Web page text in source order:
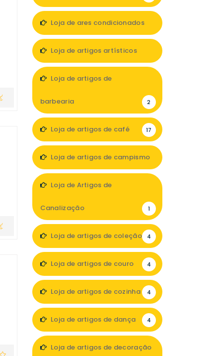
Loja de ares condicionados
Loja de artigos artísticos
Loja de artigos de
barbearia 2
Loja de artigos de café 17
Loja de artigos de campismo
Loja de Artigos de
Canalização 1
Loja de artigos de coleção 4
Loja de artigos de couro 4
Loja de artigos de cozinha 4
Loja de artigos de dança 4
Loja de artigos de decoração